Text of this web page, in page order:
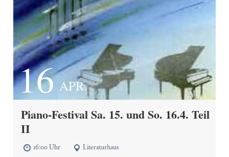
16 APR.
Piano-Festival Sa. 15. und So. 16.4. Teil
II
 16:00 Uhr  Literaturhaus